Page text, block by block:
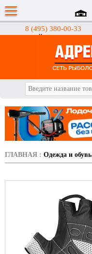
8 (495) 380-00-33
Интернет-магазин
ГЛАВНАЯ : Одежда и обувь